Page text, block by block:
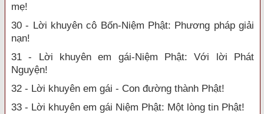
mẹ!
30 - Lời khuyên cô Bốn-Niệm Phật: Phương pháp giải
nạn!
31 - Lời khuyên em gái-Niệm Phật: Với lời Phát
Nguyện!
32 - Lời khuyên em gái - Con đường thành Phật!
33 - Lời khuyên em gái Niệm Phật: Một lòng tin Phật!